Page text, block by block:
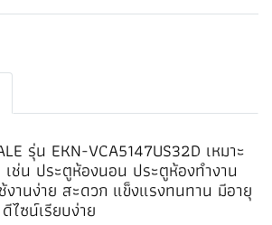
รุ่น EKN-VCA5147US32D เหมาะ
เช่น ประตูห้องนอน ประตูห้องทำงาน
งานง่าย สะดวก แข็งแรงทนทาน มีอายุ
ไซน์เรียบง่าย